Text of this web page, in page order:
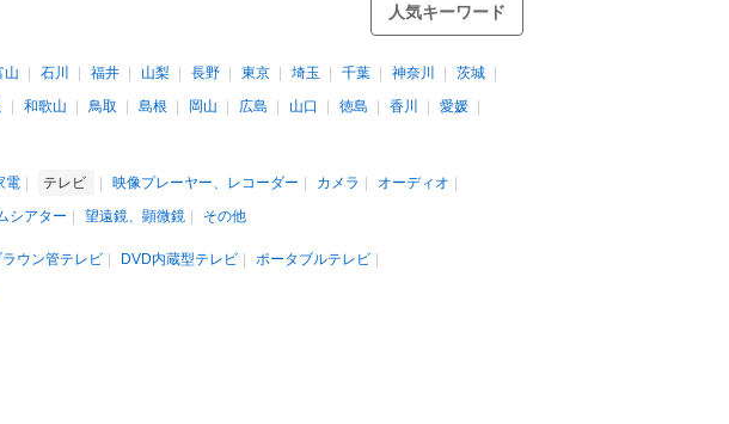
人気キーワード
山 石川 福井 山梨 長野 東京 埼玉 千葉 神奈川
茨城
和歌山 鳥取 島根 岡山 広島 山口 徳島 香川
愛媛
電 テレビ 映像プレーヤー、レコーダー カメラ
オーディオ
シアター 望遠鏡、顕微鏡 その他
ラウン管テレビ DVD内蔵型テレビ
ポータブルテレビ